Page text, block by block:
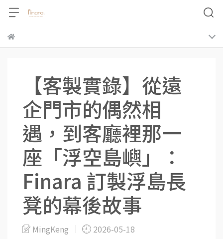
【客製實錄】從遠
企門市的偶然相
遇，到客廳裡那一
座「浮空島嶼」：
Finara 訂製浮島長
凳的幕後故事
MingKeng 2026-05-18